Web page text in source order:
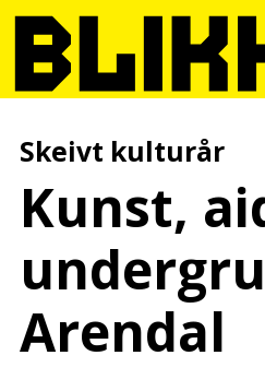
Skeivt kulturår
Kunst,
Arendal